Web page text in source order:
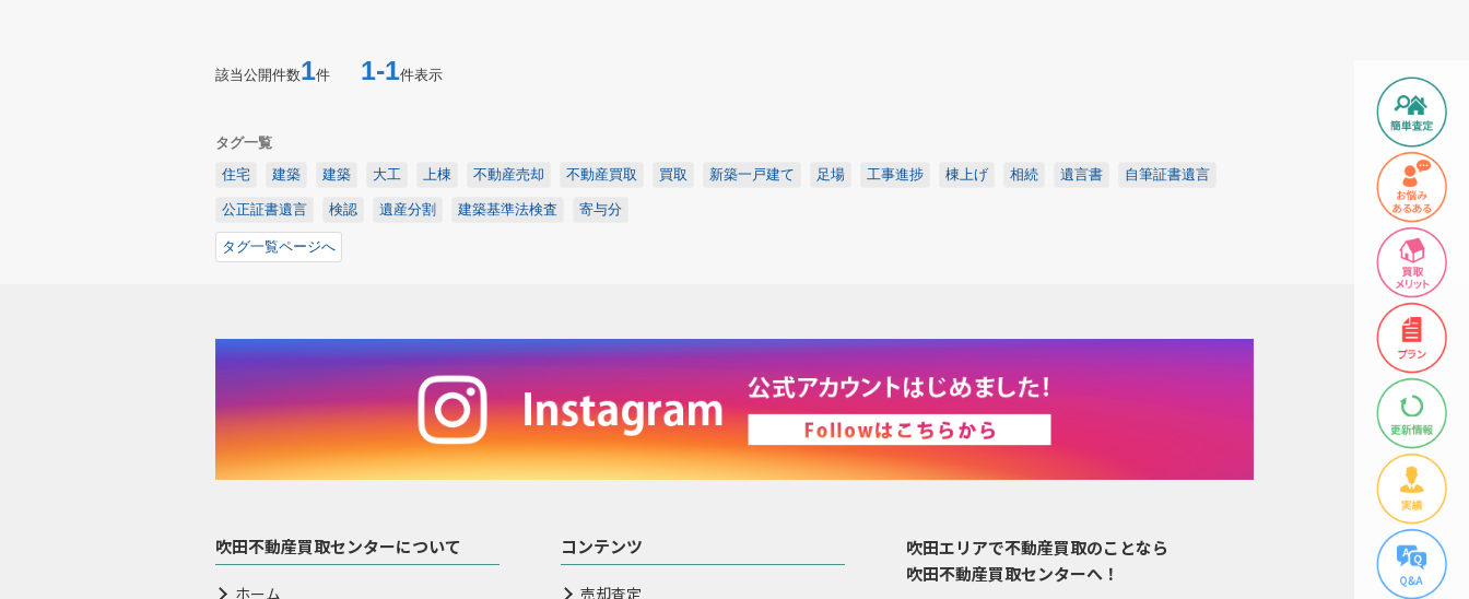
該当公開件数1件 1-1件表示
タグ一覧
住宅
建築 建築 大工 上棟 不動産売却 不動産買取 買取 新築一戸建て 足場 工事進捗 棟上げ 相続 遺言書 自筆証書遺言
公正証書遺言 検認 遺産分割 建築基準法検査 寄与分
タグ一覧ページへ
吹田不動産買取センターについて
ホーム
コンテンツ
売却査定
吹田エリアで不動産買取のことなら
吹田不動産買取センターへ！